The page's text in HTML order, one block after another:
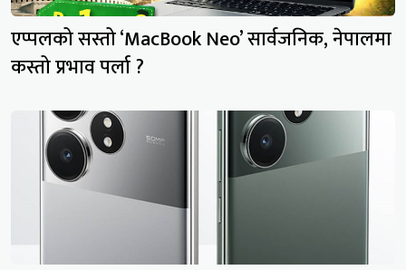
एप्पलको सस्तो ‘MacBook Neo’ सार्वजनिक, नेपालमा
कस्तो प्रभाव पर्ला ?